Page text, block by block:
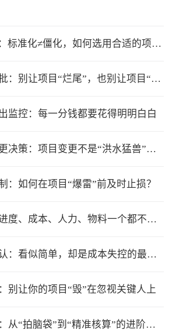
项目模板的“魔力”：标准化≠僵化，如何选用合适的项目模版？
结项申请与结项审批：别让项目“烂尾”，也别让项目“无限延期”
监控：每一分钱都要花得明明白白
变更请求发起与变更决策：项目变更不是“洪水猛兽”，但要管住流程
：如何在项目“爆雷”前及时止损？
项目监控全景图：进度、成本、人力、物料一个都不能少
工时填报与工时确认：看似简单，却是成本失控的最大漏洞
别让你的项目“毁”在忽视关键人上
项目成本预算制定：从“拍脑袋”到“精准核算”的进阶之路